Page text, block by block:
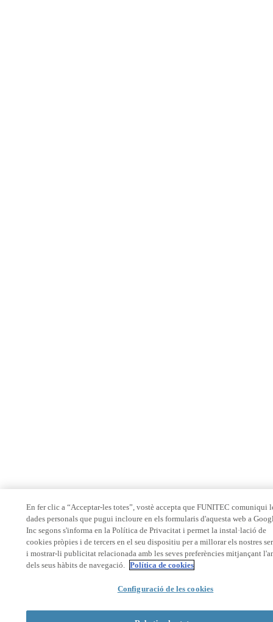
En fer clic a “Acceptar-les totes”, vostè accepta que FUNITEC comuniqui
dades personals que pugui incloure en els formularis d'aquesta web a
Inc segons s'informa en la Política de Privacitat i permet la instal·lació de
cookies pròpies i de tercers en el seu dispositiu per a millorar els nostres
i mostrar-li publicitat relacionada amb les seves preferències mitjançant
dels seus hàbits de navegació. Política de cookies
Configuració de les cookies